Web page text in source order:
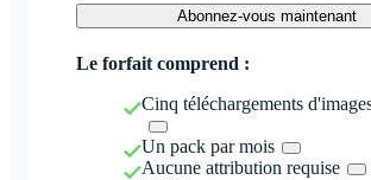
Abonnez-vous maintenant
Le forfait comprend :
Cinq téléchargements
Un pack par mois
Aucune attribution requise